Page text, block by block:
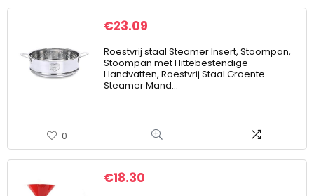
€23.09
Roestvrij staal Steamer Insert, Stoompan,
Stoompan met Hittebestendige
Handvatten, Roestvrij Staal Groente
Steamer Mand…
0
€18.30